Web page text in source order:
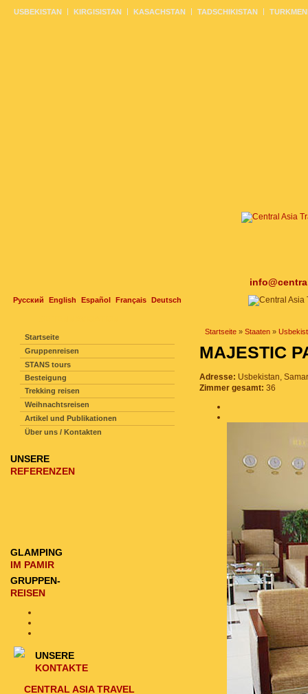
Русский English Español Français Deutsch
USBEKISTAN KIRGISISTAN KASACHSTAN TADSCHIKISTAN
Startseite » Staaten »
MAJESTIC
Adresse: Usbekistan,
Zimmer gesamt: 36
Startseite
Gruppenreisen
STANS tours
Besteigung
Trekking reisen
Weihnachtsreisen
Artikel und Publikationen
Über uns / Kontakten
UNSERE
REFERENZEN
GLAMPING
IM PAMIR
GRUPPEN-
REISEN
UNSERE
KONTAKTE
CENTRAL ASIA TRAVEL